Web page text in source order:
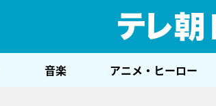
音楽 アニメ・ヒーロー